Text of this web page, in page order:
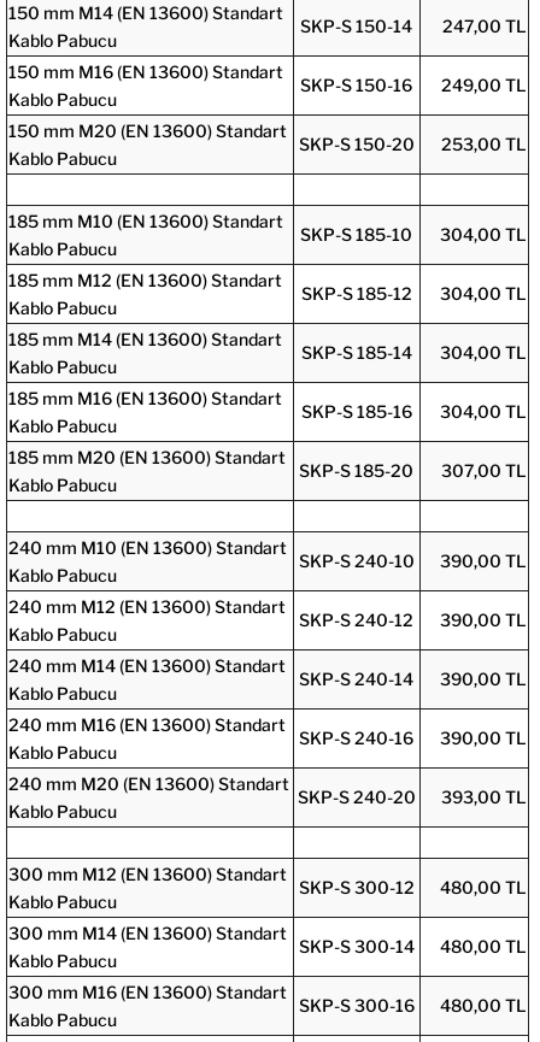
150 mm M14 (EN 13600) Standart
Kablo Pabucu
SKP-S 150-14 247,00 TL
150 mm M16 (EN 13600) Standart
Kablo Pabucu
SKP-S 150-16 249,00 TL
150 mm M20 (EN 13600) Standart
Kablo Pabucu
SKP-S 150-20 253,00 TL
185 mm M10 (EN 13600) Standart
Kablo Pabucu
SKP-S 185-10 304,00 TL
185 mm M12 (EN 13600) Standart
Kablo Pabucu
SKP-S 185-12 304,00 TL
185 mm M14 (EN 13600) Standart
Kablo Pabucu
SKP-S 185-14 304,00 TL
185 mm M16 (EN 13600) Standart
Kablo Pabucu
SKP-S 185-16 304,00 TL
185 mm M20 (EN 13600) Standart
Kablo Pabucu
SKP-S 185-20 307,00 TL
240 mm M10 (EN 13600) Standart
Kablo Pabucu
SKP-S 240-10 390,00 TL
240 mm M12 (EN 13600) Standart
Kablo Pabucu
SKP-S 240-12 390,00 TL
240 mm M14 (EN 13600) Standart
Kablo Pabucu
SKP-S 240-14 390,00 TL
240 mm M16 (EN 13600) Standart
Kablo Pabucu
SKP-S 240-16 390,00 TL
240 mm M20 (EN 13600) Standart
Kablo Pabucu
SKP-S 240-20 393,00 TL
300 mm M12 (EN 13600) Standart
Kablo Pabucu
SKP-S 300-12 480,00 TL
300 mm M14 (EN 13600) Standart
Kablo Pabucu
SKP-S 300-14 480,00 TL
300 mm M16 (EN 13600) Standart
Kablo Pabucu
SKP-S 300-16 480,00 TL